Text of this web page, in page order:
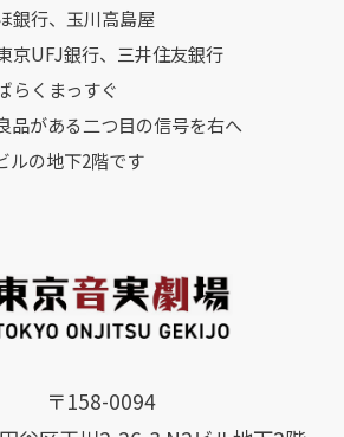
〒158-0094
銀行、玉川高島屋
京UFJ銀行、三井住友銀行
らくまっすぐ
品がある二つ目の信号を右へ
ルの地下2階です